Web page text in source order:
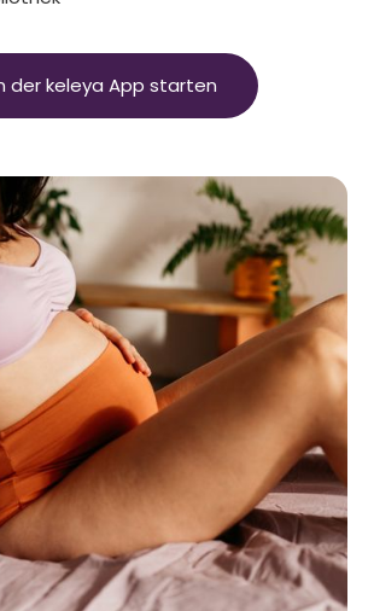
der keleya App starten